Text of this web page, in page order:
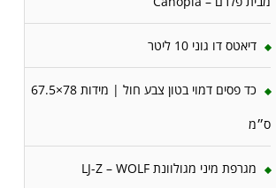
דיאטס דו גוני 10 ליטר
כד פסים דמוי בטון צבע חול | מידות 78×67.5
ס״מ
מגרפת מיני מגולוונת LJ-Z – WOLF